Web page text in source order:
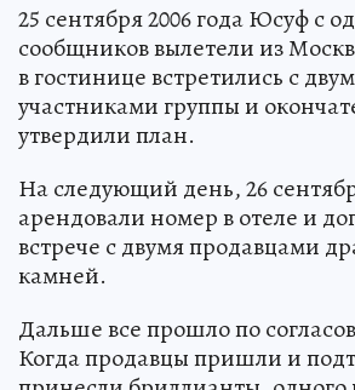
25 сентября 2006 года Юсуф с
сообщников вылетели из
в гостинице встретились с
участниками группы и
утвердили план.
На следующий день, 26
арендовали номер в отеле и
встрече с двумя продавцами
камней.
Дальше все прошло по
Когда продавцы пришли и